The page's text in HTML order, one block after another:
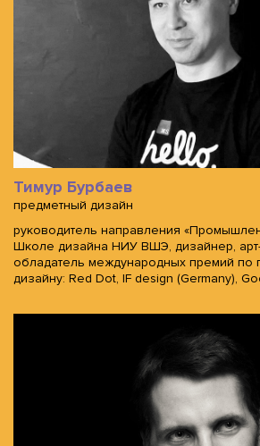
Тимур Бурбаев
предметный дизайн
руководитель направления
Школе дизайна НИУ ВШЭ, дизайнер,
обладатель международных премий
дизайну: Red Dot, IF design (Germany),